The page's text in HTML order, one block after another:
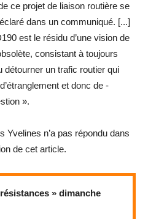
ce projet de liaison routière se
dans un communiqué. [...]
est le résidu d’une vision de
consistant à toujours
détourner un trafic routier qui
et donc de
».
Yvelines n’a pas répondu dans
de cet ­article.
» dimanche